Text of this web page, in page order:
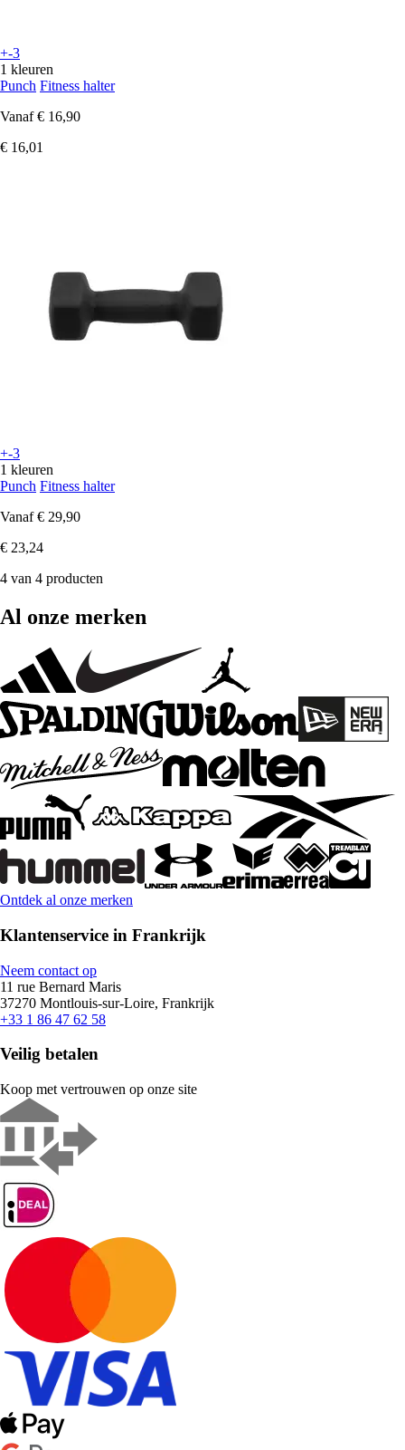
+-3
1 kleuren
Punch Fitness halter
Vanaf € 16,90
€ 16,01
+-3
1 kleuren
Punch Fitness halter
Vanaf € 29,90
€ 23,24
4 van 4 producten
Al onze merken
Ontdek al onze merken
Klantenservice in Frankrijk
Neem contact op
11 rue Bernard Maris
37270 Montlouis-sur-Loire, Frankrijk
+33 1 86 47 62 58
Veilig betalen
Koop met vertrouwen op onze site